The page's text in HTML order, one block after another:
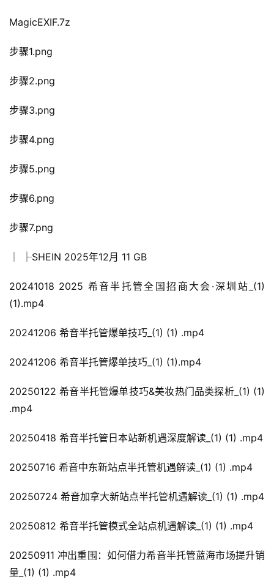
MagicEXIF.7z
步骤1.png
步骤2.png
步骤3.png
步骤4.png
步骤5.png
步骤6.png
步骤7.png
│ ├SHEIN 2025年12月 11 GB
20241018 2025 希音半托管全国招商大会·深圳站_(1)
(1).mp4
20241206 希音半托管爆单技巧_(1) (1) .mp4
20241206 希音半托管爆单技巧_(1) (1).mp4
20250122 希音半托管爆单技巧&美妆热门品类探析_(1) (1)
.mp4
20250418 希音半托管日本站新机遇深度解读_(1) (1) .mp4
20250716 希音中东新站点半托管机遇解读_(1) (1) .mp4
20250724 希音加拿大新站点半托管机遇解读_(1) (1) .mp4
20250812 希音半托管模式全站点机遇解读_(1) (1) .mp4
20250911 冲出重围：如何借力希音半托管蓝海市场提升销
量_(1) (1) .mp4